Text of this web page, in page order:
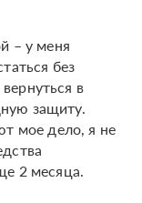
– у меня
без
в
защиту.
мое дело, я не
2 месяца.